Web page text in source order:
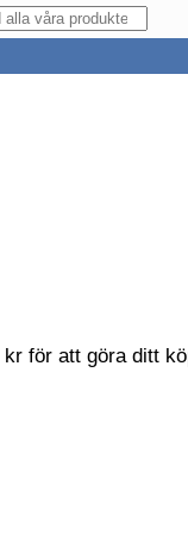
kr för att göra ditt